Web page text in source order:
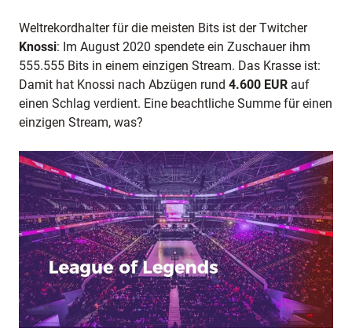
Weltrekordhalter für die meisten Bits ist der Twitcher
Knossi: Im August 2020 spendete ein Zuschauer ihm
555.555 Bits in einem einzigen Stream. Das Krasse ist:
Damit hat Knossi nach Abzügen rund 4.600 EUR auf
einen Schlag verdient. Eine beachtliche Summe für einen
einzigen Stream, was?